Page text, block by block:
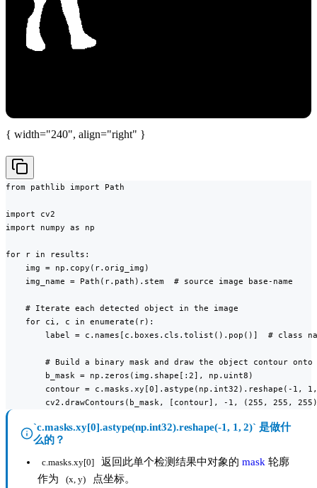
{ width="240", align="right" }
from pathlib import Path
import cv2
import numpy as np
for r in results:
    img = np.copy(r.orig_img)
    img_name = Path(r.path).stem  # source image base-name
    # Iterate each detected object in the image
    for ci, c in enumerate(r):
label = c.names[c.boxes.cls.tolist().pop()]  # class
# Build a binary mask and draw the object contour onto
        b_mask = np.zeros(img.shape[:2], np.uint8)
contour = c.masks.xy[0].astype(np.int32).reshape(-1,
cv2.drawContours(b_mask, [contour], -1, (255, 255,
`c.masks.xy[0].astype(np.int32).reshape(-1, 1, 2)` 是做什
么的？
c.masks.xy[0] 返回此单个检测结果中对象的 mask 轮廓
作为
(x, y) 点坐标。